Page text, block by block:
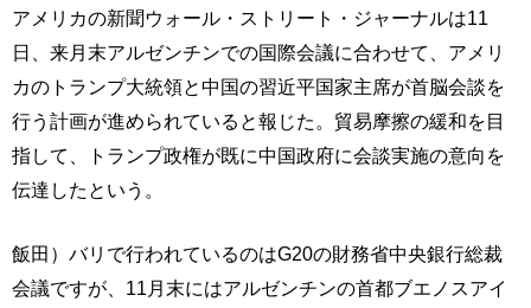
アメリカの新聞ウォール・ストリート・ジャーナルは11
日、来月末アルゼンチンでの国際会議に合わせて、アメリ
カのトランプ大統領と中国の習近平国家主席が首脳会談を
行う計画が進められていると報じた。貿易摩擦の緩和を目
指して、トランプ政権が既に中国政府に会談実施の意向を
伝達したという。
飯田）バリで行われているのはG20の財務省中央銀行総裁
会議ですが、11月末にはアルゼンチンの首都ブエノスアイ